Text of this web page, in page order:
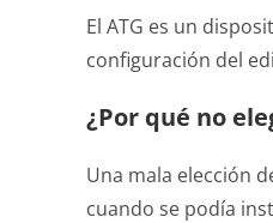
El ATG es un
configuración del
¿Por qué no
Una mala elección
cuando se podía